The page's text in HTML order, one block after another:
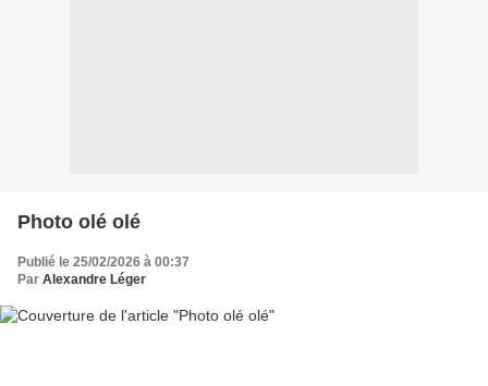
Photo olé olé
Publié le 25/02/2026 à 00:37
Par Alexandre Léger